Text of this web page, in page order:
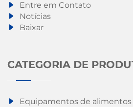
Entre em Contato
Notícias
Baixar
CATEGORIA DE
Equipamentos de alimentos